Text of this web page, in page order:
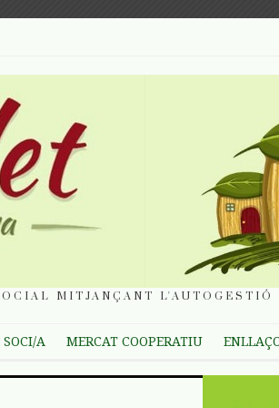
MITJANÇANT
SOCI/A MERCAT COOPERATIU